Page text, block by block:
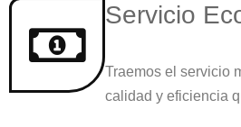
Servicio
Traemos el servicio
calidad y eficiencia